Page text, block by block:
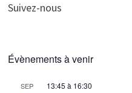
Suivez-nous
Évènements à venir
SEP 13:45 à 16:30